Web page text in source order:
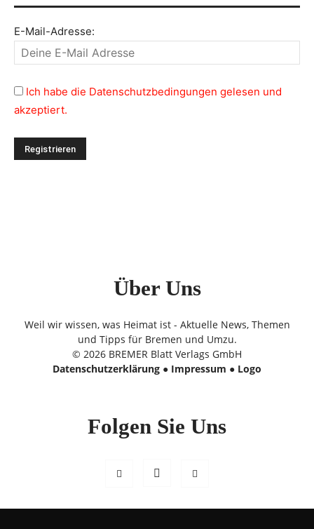
E-Mail-Adresse:
Ich habe die Datenschutzbedingungen gelesen und
akzeptiert.
Über Uns
Weil wir wissen, was Heimat ist - Aktuelle News, Themen
und Tipps für Bremen und Umzu.
© 2026 BREMER Blatt Verlags GmbH
Datenschutzerklärung ● Impressum ● Logo
Folgen Sie Uns